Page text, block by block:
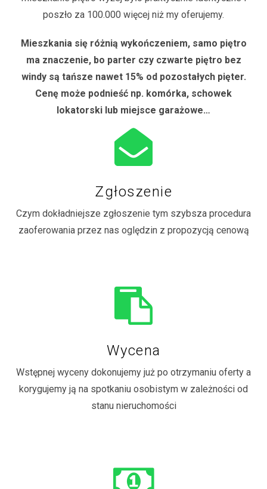
poszło za 100.000 więcej niż my oferujemy.
Mieszkania się różnią wykończeniem, samo piętro
ma znaczenie, bo parter czy czwarte piętro bez
windy są tańsze nawet 15% od pozostałych pięter.
Cenę może podnieść np. komórka, schowek
lokatorski lub miejsce garażowe…
Zgłoszenie
Czym dokładniejsze zgłoszenie tym szybsza procedura
zaoferowania przez nas oględzin z propozycją cenową
Wycena
Wstępnej wyceny dokonujemy już po otrzymaniu oferty a
korygujemy ją na spotkaniu osobistym w zależności od
stanu nieruchomości